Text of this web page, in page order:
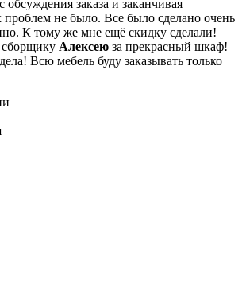
заказа и заканчивая
не было. Все было сделано очень
К тому же мне ещё скидку сделали!
Алексею за прекрасный шкаф!
Всю мебель буду заказывать только